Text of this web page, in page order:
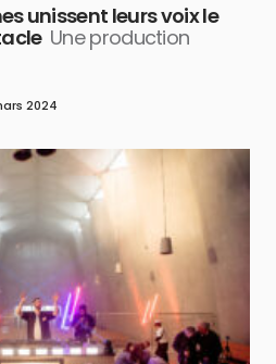
unissent leurs voix le
Une production
2024